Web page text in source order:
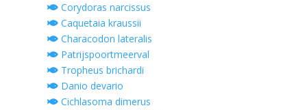
Corydoras narcissus
Caquetaia kraussii
Characodon lateralis
Patrijspoortmeerval
Tropheus brichardi
Danio devario
Cichlasoma dimerus